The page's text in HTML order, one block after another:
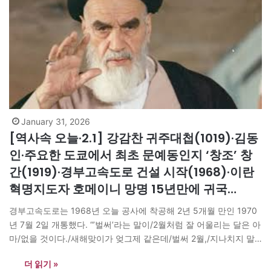
January 31, 2026
[역사속 오늘·2.1] 강감찬 귀주대첩(1019)·김동
인·주요한 도쿄에서 최초 문예동인지 ‘창조’ 창
간(1919)·경부고속도로 건설 시작(1968)·이란
혁명지도자 호메이니 망명 15년만에 귀국
(1979)
경부고속도로는 1968년 오늘 공사에 착공해 2년 5개월 만인 1970
년 7월 2일 개통했다. “’벌써’라는 말이/2월처럼 잘 어울리는 달은 아
마/없을 것이다./새해맞이가 엊그제 같은데/벌써 2월,/지나치지 말
어느덧 벙글고 있는/꽃,…외출하려다 말고 돌아와/문득/털외투를 벗
더 읽기 »